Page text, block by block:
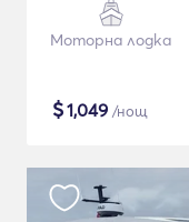
Моторна лодка
$1,049 /нощ